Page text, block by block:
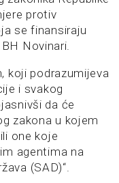
protiv
se finansiraju
Novinari.
koji podrazumijeva
i svakog
da će
zakona u kojem
one koje
agentima na
(SAD)“.